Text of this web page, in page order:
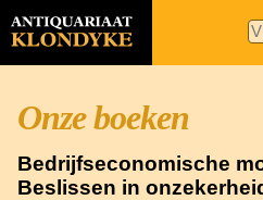
Onze boeken
Bedrijfseconomische
Beslissen in